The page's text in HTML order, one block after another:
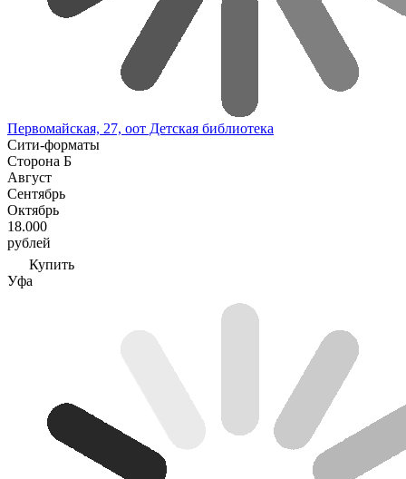
Первомайская, 27, оот Детская библиотека
Сити-форматы
Сторона Б
Август
Сентябрь
Октябрь
18.000
рублей
Купить
Уфа